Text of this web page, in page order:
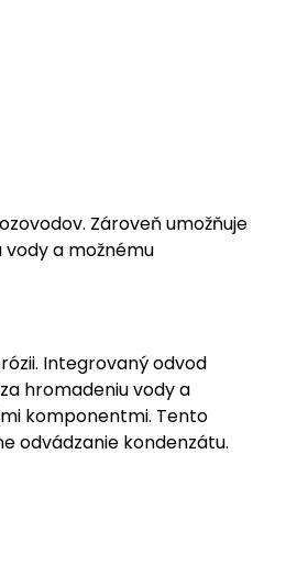
Zároveň umožňuje
a možnému
Integrovaný odvod
hromadeniu vody a
komponentmi. Tento
odvádzanie kondenzátu.